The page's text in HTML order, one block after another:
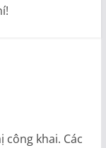
công khai. Các